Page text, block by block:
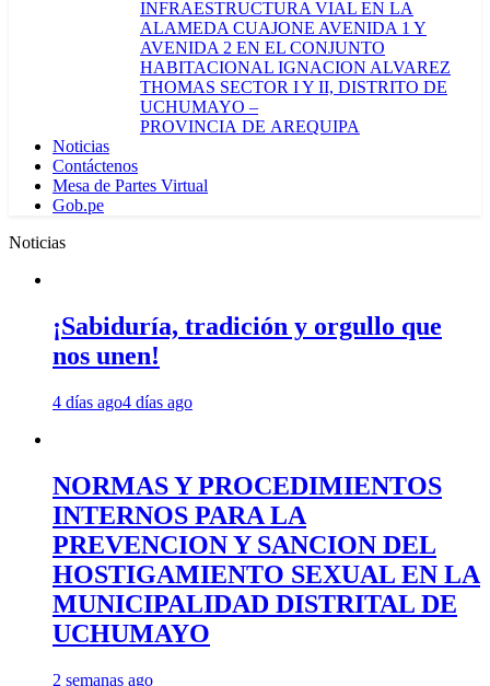
INFRAESTRUCTURA VIAL EN LA
ALAMEDA CUAJONE AVENIDA 1 Y
AVENIDA 2 EN EL CONJUNTO
HABITACIONAL IGNACION ALVAREZ
THOMAS SECTOR I Y II, DISTRITO DE
UCHUMAYO –
PROVINCIA DE AREQUIPA
Noticias
Contáctenos
Mesa de Partes Virtual
Gob.pe
Noticias
¡Sabiduría, tradición y orgullo que
nos unen!
4 días ago4 días ago
NORMAS Y PROCEDIMIENTOS
INTERNOS PARA LA
PREVENCION Y SANCION DEL
HOSTIGAMIENTO SEXUAL EN LA
MUNICIPALIDAD DISTRITAL DE
UCHUMAYO
2 semanas ago